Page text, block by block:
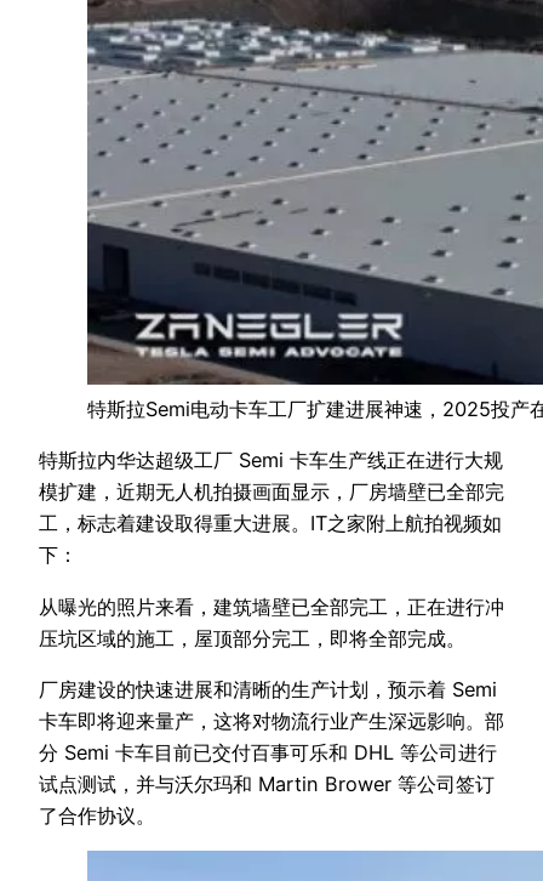
特斯拉Semi电动卡车工厂扩建进展神速，2025投产
特斯拉内华达超级工厂 Semi 卡车生产线正在进行大规
模扩建，近期无人机拍摄画面显示，厂房墙壁已全部完
工，标志着建设取得重大进展。IT之家附上航拍视频如
下：
从曝光的照片来看，建筑墙壁已全部完工，正在进行冲
压坑区域的施工，屋顶部分完工，即将全部完成。
厂房建设的快速进展和清晰的生产计划，预示着 Semi
卡车即将迎来量产，这将对物流行业产生深远影响。部
分 Semi 卡车目前已交付百事可乐和 DHL 等公司进行
试点测试，并与沃尔玛和 Martin Brower 等公司签订
了合作协议。